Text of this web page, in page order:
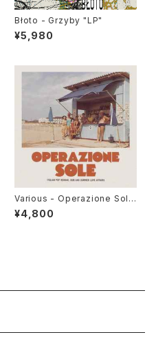
Błoto - Grzyby "LP"
¥5,980
Various - Operazione Sole
(Italian Pop Reggae, Dub A
nd Summer Love Affairs)"L
¥4,800